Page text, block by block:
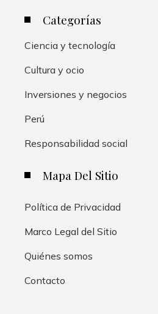
Categorías
Ciencia y tecnología
Cultura y ocio
Inversiones y negocios
Perú
Responsabilidad social
Mapa Del Sitio
Política de Privacidad
Marco Legal del Sitio
Quiénes somos
Contacto